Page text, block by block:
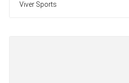
Viver Sports